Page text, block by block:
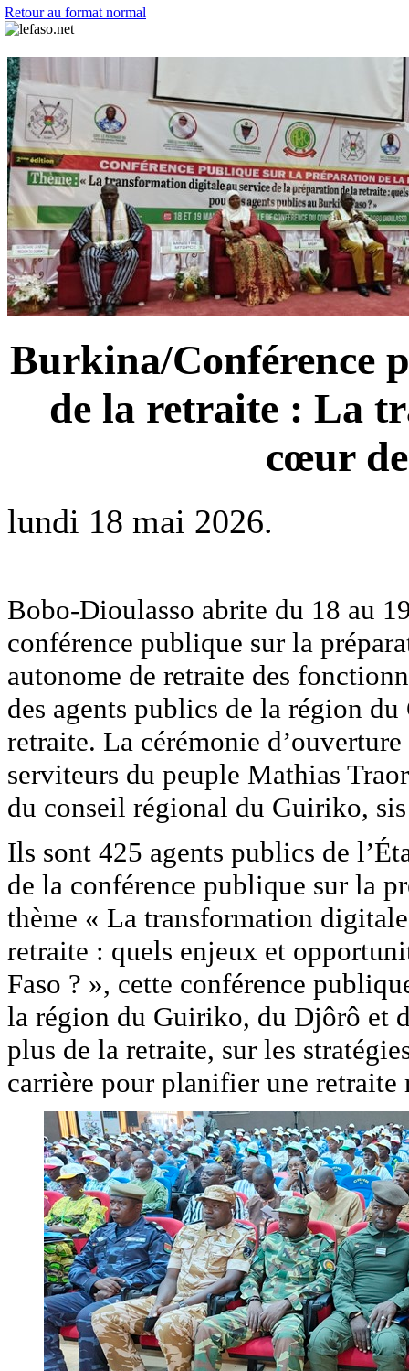
Retour au format normal
Burkina/Conférence
de la retraite : La
cœur
lundi 18 mai 2026.
Bobo-Dioulasso abrite du 18 au
conférence publique sur la
autonome de retraite des
des agents publics de la région
retraite. La cérémonie
serviteurs du peuple Mathias
du conseil régional du Guiriko,
Ils sont 425 agents publics de
de la conférence publique sur la
thème « La transformation
retraite : quels enjeux et
Faso ? », cette conférence
la région du Guiriko, du Djôrô et
plus de la retraite, sur les
carrière pour planifier une retraite